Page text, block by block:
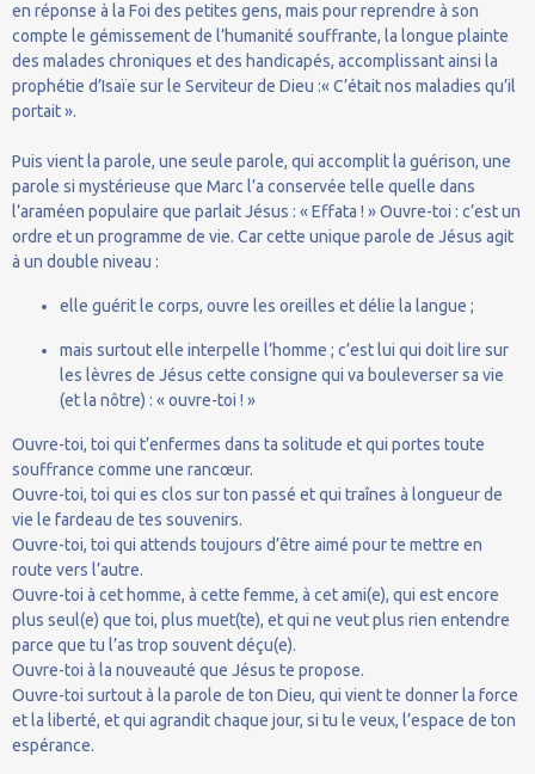
en réponse à la Foi des petites gens, mais pour reprendre à son
compte le gémissement de l’humanité souffrante, la longue plainte
des malades chroniques et des handicapés, accomplissant ainsi la
prophétie d’Isaïe sur le Serviteur de Dieu :« C’était nos maladies qu’il
portait ».
Puis vient la parole, une seule parole, qui accomplit la guérison, une
parole si mystérieuse que Marc l’a conservée telle quelle dans
l’araméen populaire que parlait Jésus : « Effata ! » Ouvre-toi : c’est un
ordre et un programme de vie. Car cette unique parole de Jésus agit
à un double niveau :
elle guérit le corps, ouvre les oreilles et délie la langue ;
mais surtout elle interpelle l’homme ; c’est lui qui doit lire sur
les lèvres de Jésus cette consigne qui va bouleverser sa vie
(et la nôtre) : « ouvre-toi ! »
Ouvre-toi, toi qui t’enfermes dans ta solitude et qui portes toute
souffrance comme une rancœur.
Ouvre-toi, toi qui es clos sur ton passé et qui traînes à longueur de
vie le fardeau de tes souvenirs.
Ouvre-toi, toi qui attends toujours d’être aimé pour te mettre en
route vers l’autre.
Ouvre-toi à cet homme, à cette femme, à cet ami(e), qui est encore
plus seul(e) que toi, plus muet(te), et qui ne veut plus rien entendre
parce que tu l’as trop souvent déçu(e).
Ouvre-toi à la nouveauté que Jésus te propose.
Ouvre-toi surtout à la parole de ton Dieu, qui vient te donner la force
et la liberté, et qui agrandit chaque jour, si tu le veux, l’espace de ton
espérance.